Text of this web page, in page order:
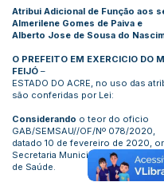
Atribui Adicional de Função aos
Almerilene Gomes de Paiva e
Alberto Jose de Sousa do
O PREFEITO EM EXERCICIO DO
FEIJÓ –
ESTADO DO ACRE, no uso das
são conferidas por Lei:
Considerando o teor do oficio
GAB/SEMSAU//OF/Nº 078/2020,
datado 10 de fevereiro de 2020,
Secretaria Municipal
de Saúde.